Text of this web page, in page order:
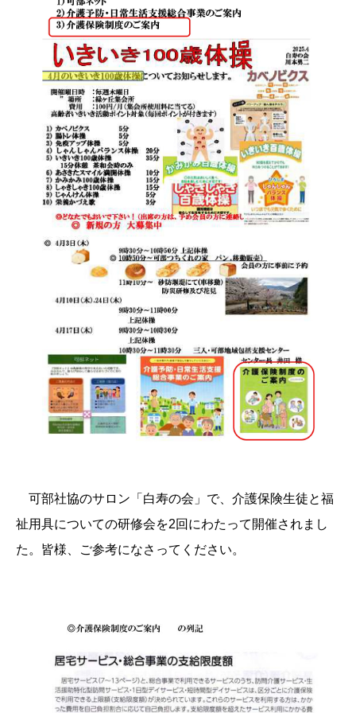
可部社協のサロン「白寿の会」で、介護保険生徒と福
祉用具についての研修会を2回にわたって開催されまし
た。皆様、ご参考になさってください。